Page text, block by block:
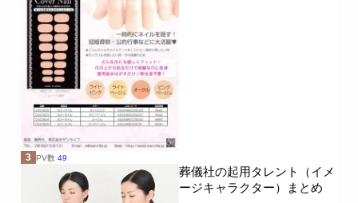
3 PV数 49
葬儀社の起用タレント（イメ
ージキャラクター）まとめ